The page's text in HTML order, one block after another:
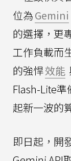
位為Gemini
的選擇，更
工作負載而
的強悍效能
Flash-Lite
起新一波的
即日起，開